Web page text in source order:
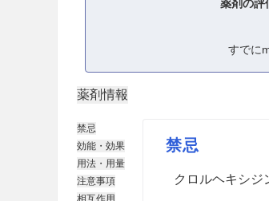
薬剤の評
すでに
薬剤情報
禁忌
効能・効果
用法・用量
注意事項
相互作用
禁忌
クロルヘキシジ